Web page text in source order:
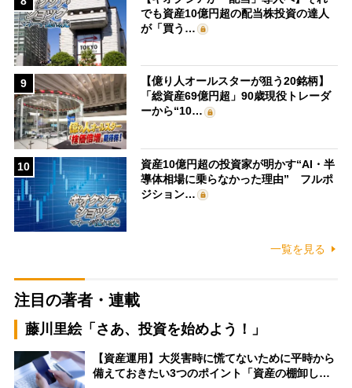
でも資産10億円超の配当株投資の達人
が「買う…
9
【億り人オールスターが狙う20銘柄】
「総資産69億円超」90歳現役トレーダ
ーから“10…
10
資産10億円超の投資家が明かす“AI・半
導体相場に乗らなかった理由” フルポ
ジション…
一覧を見る
注目の著者・連載
藤川里絵「さあ、投資を始めよう！」
【資産運用】大災害時に慌てないために平時から
備えておきたい3つのポイント「資産の棚卸し…